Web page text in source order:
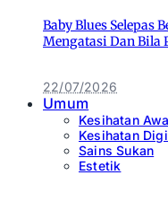
Baby Blues Selepas
Mengatasi Dan Bila
22/07/2026
Umum
Kesihatan
Kesihatan
Sains Sukan
Estetik